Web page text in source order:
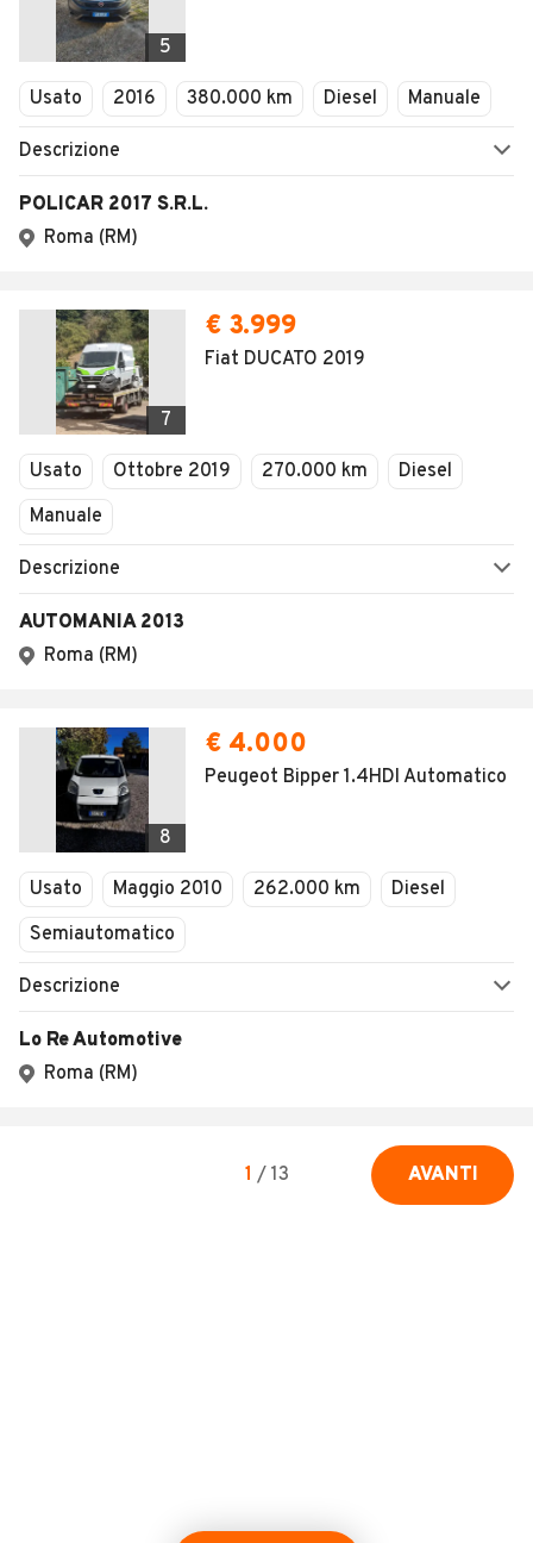
5
Usato 2016 380.000 km Diesel Manuale
Descrizione
POLICAR 2017 S.R.L.
Roma (RM)
7
€ 3.999
Fiat DUCATO 2019
Usato Ottobre 2019 270.000 km
Diesel
Manuale
Descrizione
AUTOMANIA 2013
Roma (RM)
8
€ 4.000
Peugeot Bipper 1.4HDI Automatico
Usato Maggio 2010 262.000 km
Diesel
Semiautomatico
Descrizione
Lo Re Automotive
Roma (RM)
1 / 13 AVANTI